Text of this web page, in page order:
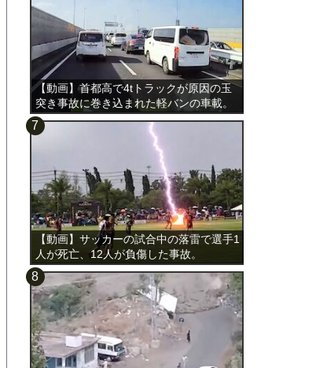
【動画】首都高で4tトラックが原因の玉
突き事故に巻き込まれた軽バンの車載。
【動画】サッカーの試合中の落雷で選手1
人が死亡、12人が負傷した事故。